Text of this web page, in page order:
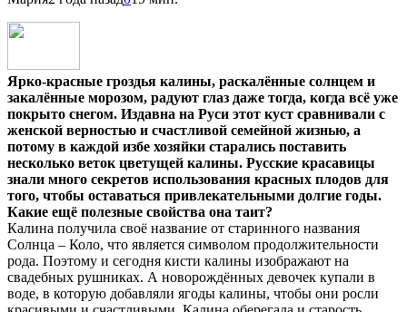
Ярко-красные гроздья калины, раскалённые солнцем и
закалённые морозом, радуют глаз даже тогда, когда всё уже
покрыто снегом. Издавна на Руси этот куст сравнивали с
женской верностью и счастливой семейной жизнью, а
потому в каждой избе хозяйки старались поставить
несколько веток цветущей калины. Русские красавицы
знали много секретов использования красных плодов для
того, чтобы оставаться привлекательными долгие годы.
Какие ещё полезные свойства она таит?
Калина получила своё название от старинного названия
Солнца – Коло, что является символом продолжительности
рода. Поэтому и сегодня кисти калины изображают на
свадебных рушниках. А новорождённых девочек купали в
воде, в которую добавляли ягоды калины, чтобы они росли